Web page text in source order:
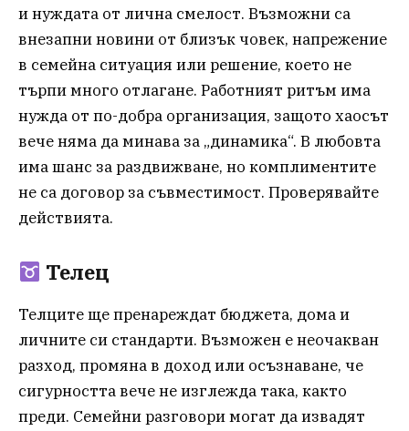
и нуждата от лична смелост. Възможни са
внезапни новини от близък човек, напрежение
в семейна ситуация или решение, което не
търпи много отлагане. Работният ритъм има
нужда от по-добра организация, защото хаосът
вече няма да минава за „динамика“. В любовта
има шанс за раздвижване, но комплиментите
не са договор за съвместимост. Проверявайте
действията.
Телец
Телците ще пренареждат бюджета, дома и
личните си стандарти. Възможен е неочакван
разход, промяна в доход или осъзнаване, че
сигурността вече не изглежда така, както
преди. Семейни разговори могат да извадят